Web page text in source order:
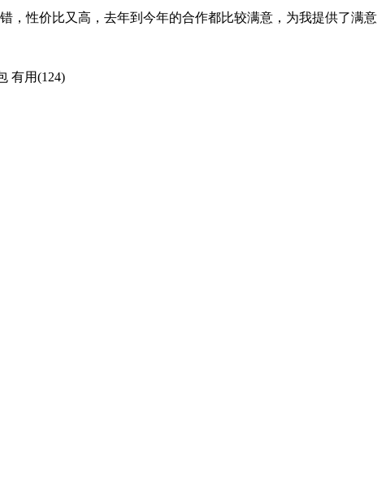
，性价比又高，去年到今年的合作都比较满意，为我提供了满意
有用(124)